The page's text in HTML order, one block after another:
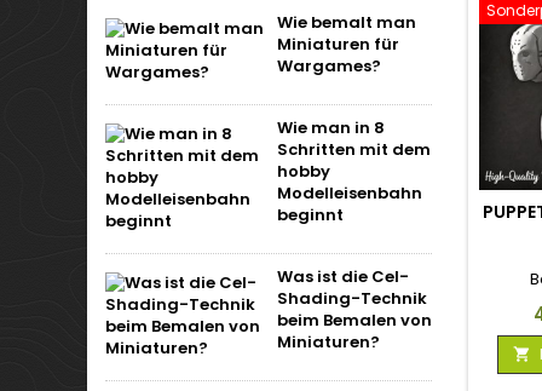
Wie bemalt man
Miniaturen für
Wargames?
Wie man in 8
Schritten mit dem
hobby
Modelleisenbahn
beginnt
Was ist die Cel-
Shading-Technik
beim Bemalen von
Miniaturen?
